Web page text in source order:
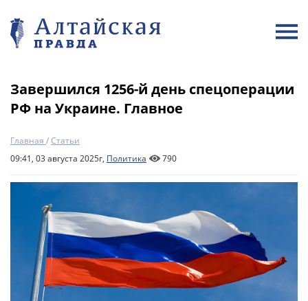
Завершился 1256-й день спецоперации
РФ на Украине. Главное
Главная /Статьи
09:41, 03 августа 2025г, Политика 790